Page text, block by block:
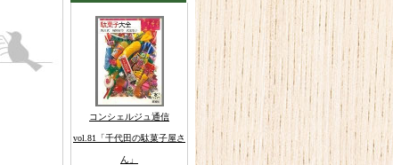
コンシェルジュ通信
vol.81「千代田の駄菓子屋さ
ん」